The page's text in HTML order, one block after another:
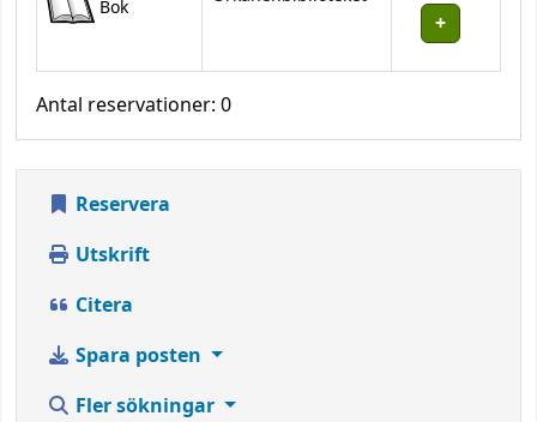
Bok
Antal reservationer: 0
Reservera
Utskrift
Citera
Spara posten
Fler sökningar